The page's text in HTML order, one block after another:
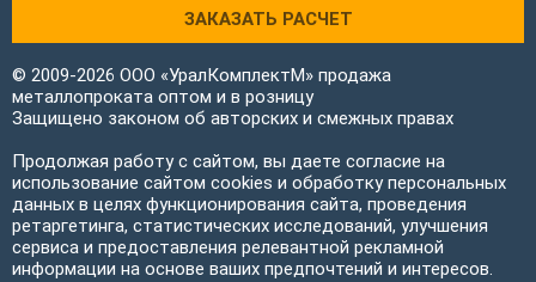
ЗАКАЗАТЬ РАСЧЕТ
© 2009-2026 ООО «УралКомплектМ» продажа
металлопроката оптом и в розницу
Защищено законом об авторских и смежных правах
Продолжая работу с сайтом, вы даете согласие на
использование сайтом cookies и обработку персональных
данных в целях функционирования сайта, проведения
ретаргетинга, статистических исследований, улучшения
сервиса и предоставления релевантной рекламной
информации на основе ваших предпочтений и интересов.